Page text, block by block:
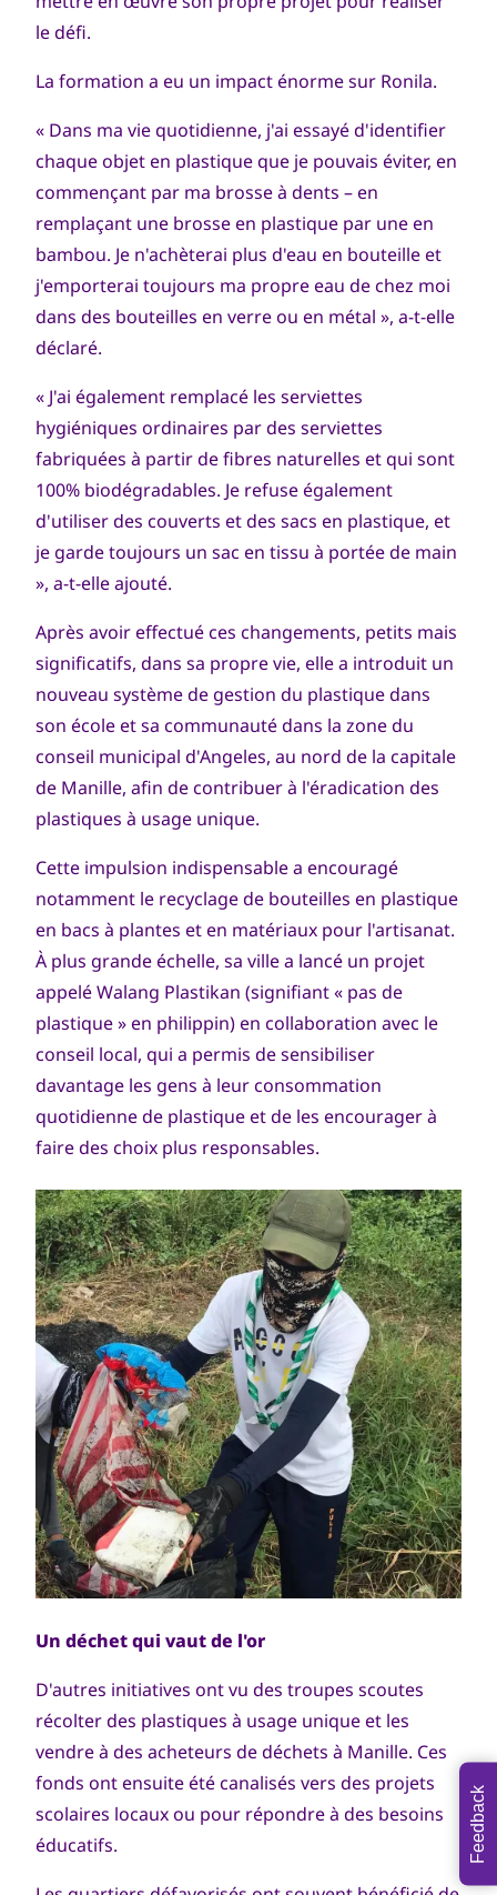
le défi.
La formation a eu un impact énorme sur Ronila.
« Dans ma vie quotidienne, j'ai essayé d'identifier
chaque objet en plastique que je pouvais éviter, en
commençant par ma brosse à dents – en
remplaçant une brosse en plastique par une en
bambou. Je n'achèterai plus d'eau en bouteille et
j'emporterai toujours ma propre eau de chez moi
dans des bouteilles en verre ou en métal », a-t-elle
déclaré.
« J'ai également remplacé les serviettes
hygiéniques ordinaires par des serviettes
fabriquées à partir de fibres naturelles et qui sont
100% biodégradables. Je refuse également
d'utiliser des couverts et des sacs en plastique, et
je garde toujours un sac en tissu à portée de main
», a-t-elle ajouté.
Après avoir effectué ces changements, petits mais
significatifs, dans sa propre vie, elle a introduit un
nouveau système de gestion du plastique dans
son école et sa communauté dans la zone du
conseil municipal d'Angeles, au nord de la capitale
de Manille, afin de contribuer à l'éradication des
plastiques à usage unique.
Cette impulsion indispensable a encouragé
notamment le recyclage de bouteilles en plastique
en bacs à plantes et en matériaux pour l'artisanat.
À plus grande échelle, sa ville a lancé un projet
appelé Walang Plastikan (signifiant « pas de
plastique » en philippin) en collaboration avec le
conseil local, qui a permis de sensibiliser
davantage les gens à leur consommation
quotidienne de plastique et de les encourager à
faire des choix plus responsables.
Un déchet qui vaut de l'or
D'autres initiatives ont vu des troupes scoutes
récolter des plastiques à usage unique et les
vendre à des acheteurs de déchets à Manille. Ces
fonds ont ensuite été canalisés vers des projets
scolaires locaux ou pour répondre à des besoins
éducatifs.
Feedback